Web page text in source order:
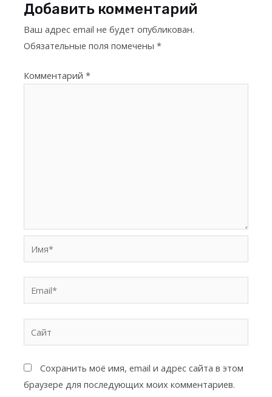
Добавить комментарий
Ваш адрес email не будет опубликован.
Обязательные поля помечены*
Комментарий*
Сохранить моё имя, email и адрес сайта в этом
браузере для последующих моих комментариев.